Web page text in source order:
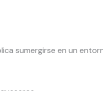
sumergirse en un